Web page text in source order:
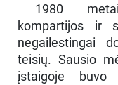
1980
kompartijos ir
negailestingai
teisių. Sausio
įstaigoje buvo